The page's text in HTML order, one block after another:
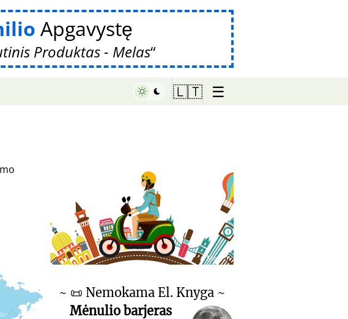
Apgavystę
Produktas - Melas
🇱🇹 ☰
♥ Marish
~ 📜 Nemokama El. Knyga ~
Mėnulio barjeras